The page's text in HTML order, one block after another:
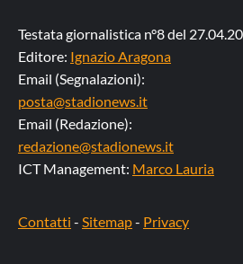
Testata giornalistica n°8 del
Editore: Ignazio Aragona
Email (Segnalazioni):
posta@stadionews.it
Email (Redazione):
redazione@stadionews.it
ICT Management: Marco Lauria
Contatti - Sitemap- Privacy